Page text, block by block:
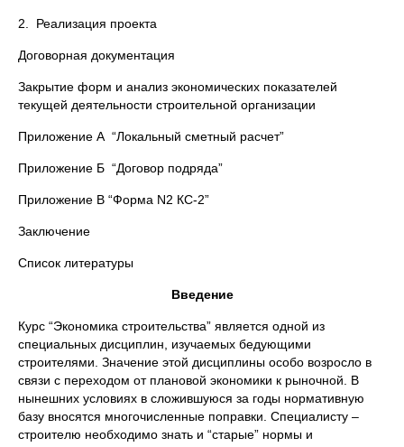
2. Реализация проекта
Договорная документация
Закрытие форм и анализ экономических показателей
текущей деятельности строительной организации
Приложение А “Локальный сметный расчет”
Приложение Б “Договор подряда”
Приложение В “Форма N2 КС-2”
Заключение
Список литературы
Введение
Курс “Экономика строительства” является одной из
специальных дисциплин, изучаемых бедующими
строителями. Значение этой дисциплины особо возросло в
связи с переходом от плановой экономики к рыночной. В
нынешних условиях в сложившуюся за годы нормативную
базу вносятся многочисленные поправки. Специалисту –
строителю необходимо знать и “старые” нормы и